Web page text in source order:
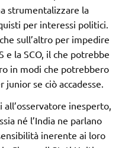
strumentalizzare la
per interessi politici.
sull’altro per impedire
e la SCO, il che potrebbe
in modi che potrebbero
se ciò accadesse.
inesperto,
né l’India ne parlano
inerente ai loro